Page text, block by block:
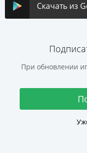
Скачать из
При обновлении